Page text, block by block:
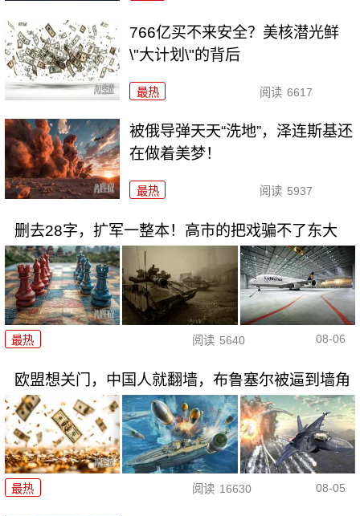
766亿买不来安全？美核潜光鲜
\"大计划\"的背后
最热 阅读 6617
被俄导弹天天“洗地”，泽连斯基还
在做着美梦！
最热 阅读 5937
删去28字，扩军一整本！高市的把戏骗不了东大
最热 阅读 5640 08-06
欧盟想关门，中国人就翻墙，布鲁塞尔被逼到墙角
最热 阅读 16630 08-05